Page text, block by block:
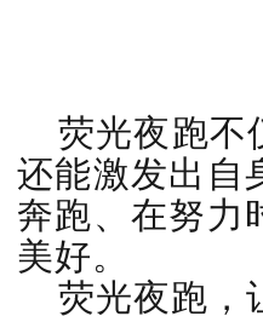
荧光夜跑不
还能激发出自
奔跑、在努力
美好。
荧光夜跑，